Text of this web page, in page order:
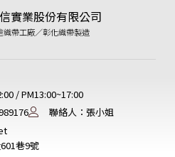
實業股份有限公司
織帶工廠／彰化織帶製造
/ PM13:00~17:00
聯絡人：張小姐
巷9號